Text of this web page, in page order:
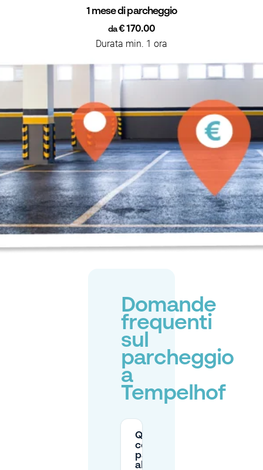
1 mese di parcheggio
da€ 170.00
Durata min. 1 ora
Domande
frequenti
sul
parcheggio
a
Tempelhof
Quanto
costa il
parcheggio
al